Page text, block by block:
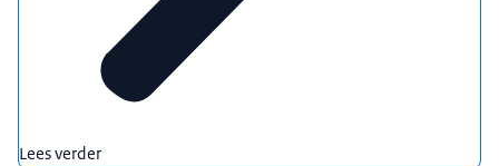
Lees verder